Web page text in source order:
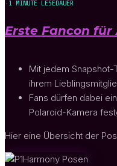
· 1 MINUTE LESEDAUER
Erste Fancon für
Mit jedem Snapshot-
ihrem
Fans dürfen dabei
Polaroid-Kamera
Hier eine Übersicht der